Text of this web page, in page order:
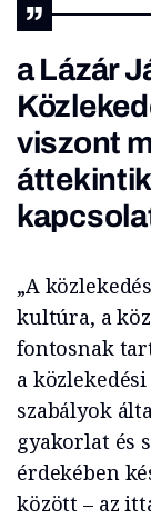
a Lázár
viszont
„A
kultúra, a
fontosnak
a
szabályok
gyakorlat és
érdekében
között – az